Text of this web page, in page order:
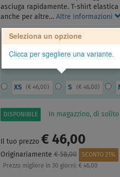
asciuga rapidamente. T-shirt
anche per altre… Altre informazioni
Seleziona un opzione
Clicca per sgegliere una variante.
XS (€ 46,00) S (€ 46,00)
DISPONIBILE In magazzino, di
Il tuo prezzo € 46,00
Originariamente€ 58,00
SCONTO 21%
Prezzo migliore in 30 giorni:€ 46,00